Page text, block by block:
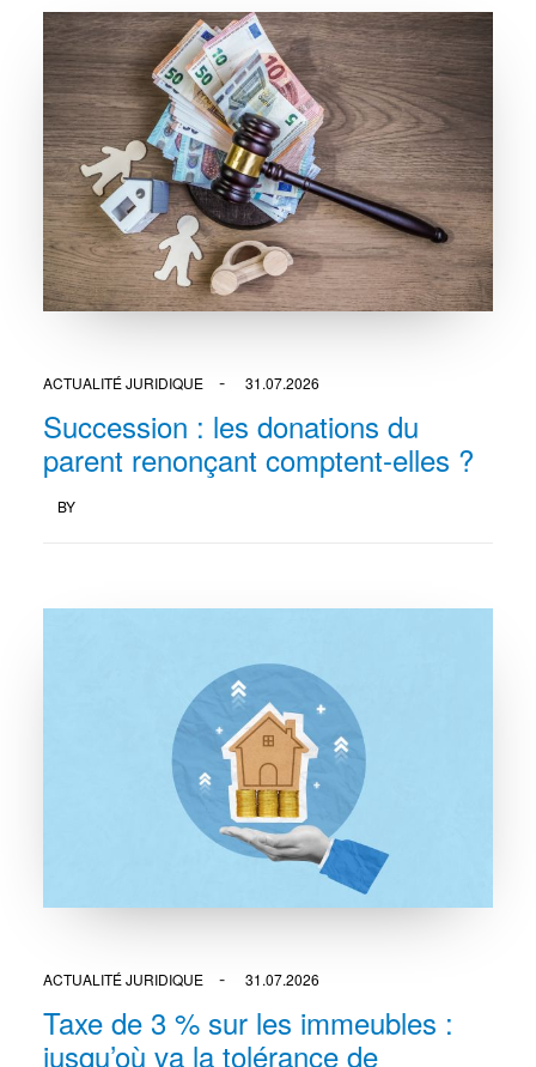
ACTUALITÉ JURIDIQUE 31.07.2026
Succession : les donations du
parent renonçant comptent-elles ?
BY
ACTUALITÉ JURIDIQUE 31.07.2026
Taxe de 3 % sur les immeubles :
jusqu’où va la tolérance de